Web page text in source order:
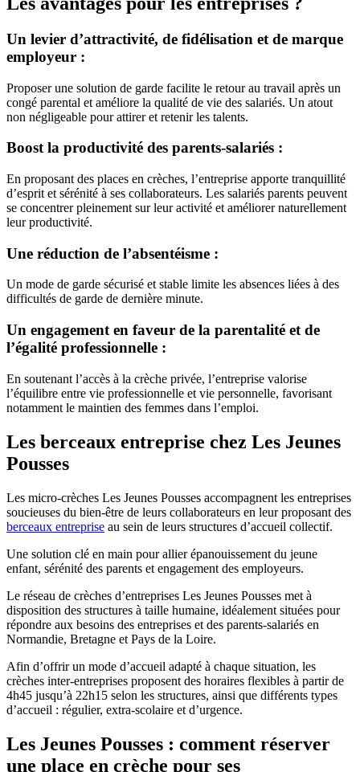
Un levier d’attractivité, de fidélisation et de marque
employeur :
Proposer une solution de garde facilite le retour au travail après un
congé parental et améliore la qualité de vie des salariés. Un atout
non négligeable pour attirer et retenir les talents.
Boost la productivité des parents-salariés :
En proposant des places en crèches, l’entreprise apporte tranquillité
d’esprit et sérénité à ses collaborateurs. Les salariés parents peuvent
se concentrer pleinement sur leur activité et améliorer naturellement
leur productivité.
Une réduction de l’absentéisme :
Un mode de garde sécurisé et stable limite les absences liées à des
difficultés de garde de dernière minute.
Un engagement en faveur de la parentalité et de
l’égalité professionnelle :
En soutenant l’accès à la crèche privée, l’entreprise valorise
l’équilibre entre vie professionnelle et vie personnelle, favorisant
notamment le maintien des femmes dans l’emploi.
Les berceaux entreprise chez Les Jeunes
Pousses
Les micro-crèches Les Jeunes Pousses accompagnent les entreprises
soucieuses du bien-être de leurs collaborateurs en leur proposant des
berceaux entreprise au sein de leurs structures d’accueil collectif.
Une solution clé en main pour allier épanouissement du jeune
enfant, sérénité des parents et engagement des employeurs.
Le réseau de crèches d’entreprises Les Jeunes Pousses met à
disposition des structures à taille humaine, idéalement situées pour
répondre aux besoins des entreprises et des parents-salariés en
Normandie, Bretagne et Pays de la Loire.
Afin d’offrir un mode d’accueil adapté à chaque situation, les
crèches inter-entreprises proposent des horaires flexibles à partir de
4h45 jusqu’à 22h15 selon les structures, ainsi que différents types
d’accueil : régulier, extra-scolaire et d’urgence.
Les Jeunes Pousses : comment réserver
une place en crèche pour ses